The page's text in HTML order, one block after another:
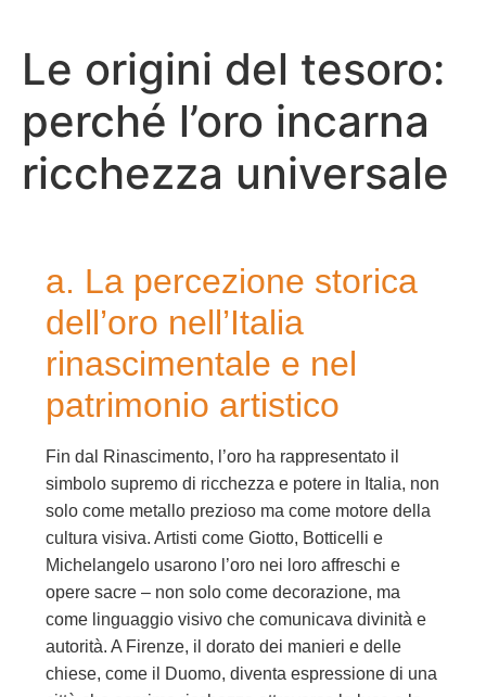
Le origini del tesoro:
perché l’oro incarna
ricchezza universale
a. La percezione storica
dell’oro nell’Italia
rinascimentale e nel
patrimonio artistico
Fin dal Rinascimento, l’oro ha rappresentato il
simbolo supremo di ricchezza e potere in Italia, non
solo come metallo prezioso ma come motore della
cultura visiva. Artisti come Giotto, Botticelli e
Michelangelo usarono l’oro nei loro affreschi e
opere sacre – non solo come decorazione, ma
come linguaggio visivo che comunicava divinità e
autorità. A Firenze, il dorato dei manieri e delle
chiese, come il Duomo, diventa espressione di una